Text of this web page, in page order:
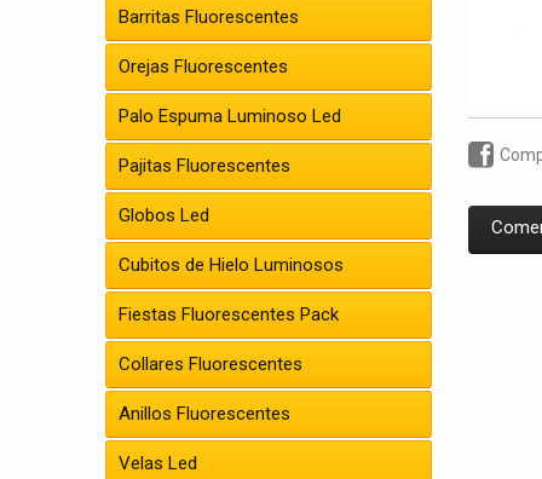
Barritas Fluorescentes
Orejas Fluorescentes
Palo Espuma Luminoso Led
Pajitas Fluorescentes
Globos Led
Cubitos de Hielo Luminosos
Fiestas Fluorescentes Pack
Collares Fluorescentes
Anillos Fluorescentes
Velas Led